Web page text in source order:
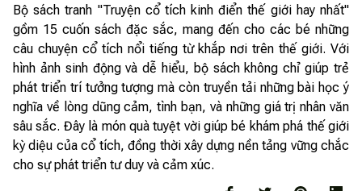
Bộ sách tranh "Truyện cổ tích kinh điển thế giới hay nhất"
gồm 15 cuốn sách đặc sắc, mang đến cho các bé những
câu chuyện cổ tích nổi tiếng từ khắp nơi trên thế giới. Với
hình ảnh sinh động và dễ hiểu, bộ sách không chỉ giúp trẻ
phát triển trí tưởng tượng mà còn truyền tải những bài học ý
nghĩa về lòng dũng cảm, tình bạn, và những giá trị nhân văn
sâu sắc. Đây là món quà tuyệt vời giúp bé khám phá thế giới
kỳ diệu của cổ tích, đồng thời xây dựng nền tảng vững chắc
cho sự phát triển tư duy và cảm xúc.